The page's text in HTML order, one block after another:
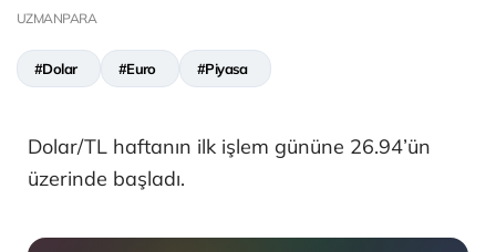
UZMANPARA
#Dolar #Euro #Piyasa
Dolar/TL haftanın ilk işlem gününe 26.94’ün
üzerinde başladı.